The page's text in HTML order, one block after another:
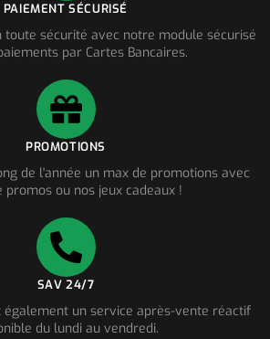
PAIEMENT SÉCURISÉ
toute sécurité avec notre module sécurisé
par Cartes Bancaires.
PROMOTIONS
de l'année un max de promotions avec
promos ou nos jeux cadeaux !
SAV 24/7
également un service après-vente réactif
du lundi au vendredi.